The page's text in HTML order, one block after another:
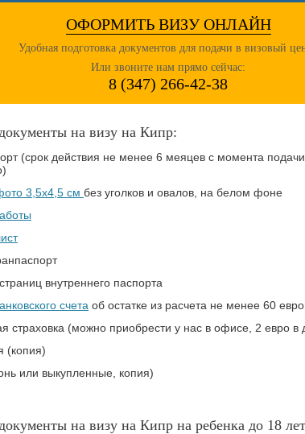
ОФОРМИТЬ ВИЗУ ОНЛАЙН
Удобная подготовка документов для подачи в визовый
Или звоните нам прямо сейчас:
8 (347) 266-42-38
на визу на Кипр:
(срок действия не менее 6 меяцев с момента
3,5х4,5 см без уголков и овалов, на белом фоне
внутреннего паспорта
счета об остатке из расчета не менее 60
страховка (можно приобрести у нас в офисе, 2 евро в
(копия)
или выкупленные, копия)
на визу на Кипр на ребенка до 18